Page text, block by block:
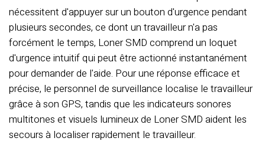
nécessitent d'appuyer sur un bouton d'urgence pendant
plusieurs secondes, ce dont un travailleur n'a pas
forcément le temps, Loner SMD comprend un loquet
d'urgence intuitif qui peut être actionné instantanément
pour demander de l'aide. Pour une réponse efficace et
précise, le personnel de surveillance localise le travailleur
grâce à son GPS, tandis que les indicateurs sonores
multitones et visuels lumineux de Loner SMD aident les
secours à localiser rapidement le travailleur.